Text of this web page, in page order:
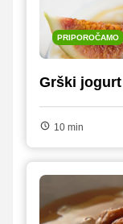
PRIPOROČAMO
Grški
10 min